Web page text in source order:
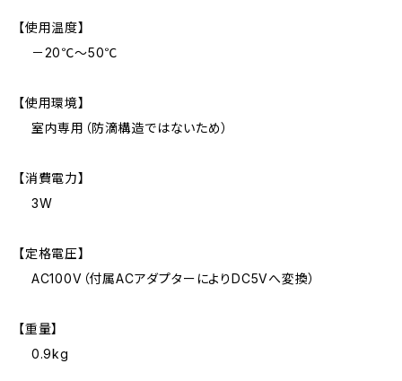
【使用温度】
－20℃～50℃
【使用環境】
室内専用（防滴構造ではないため）
【消費電力】
3W
【定格電圧】
AC100V（付属ACアダプターによりDC5Vへ変換）
【重量】
0.9kg